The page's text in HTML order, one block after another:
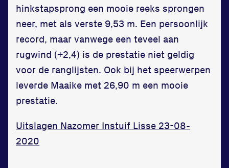
Zet een personal record
in onze gym
Fitness
hinkstapsprong een mooie reeks sprongen
neer, met als verste 9,53 m. Een persoonlijk
record, maar vanwege een teveel aan
rugwind (+2,4) is de prestatie niet geldig
voor de ranglijsten. Ook bij het speerwerpen
leverde Maaike met 26,90 m een mooie
prestatie.
Uitslagen Nazomer Instuif Lisse 23-08-
2020